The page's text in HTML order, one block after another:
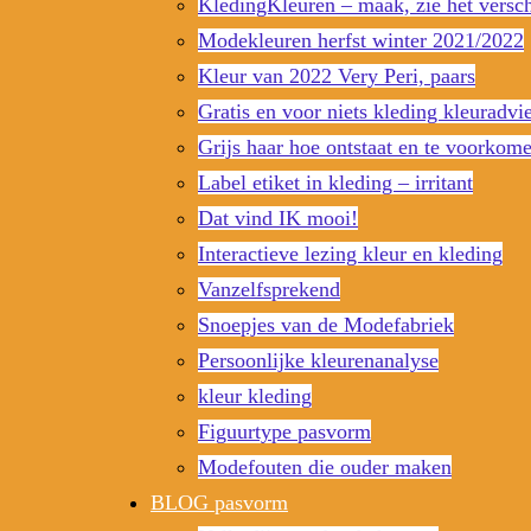
Modekleuren herfst winter 2021/2022
Kleur van 2022 Very Peri, paars
Gratis en voor niets kleding
Grijs haar hoe ontstaat en te
Label etiket in kleding – irritant
Dat vind IK mooi!
Interactieve lezing kleur en kleding
Vanzelfsprekend
Snoepjes van de Modefabriek
Persoonlijke kleurenanalyse
kleur kleding
Figuurtype pasvorm
Modefouten die ouder maken
BLOG pasvorm